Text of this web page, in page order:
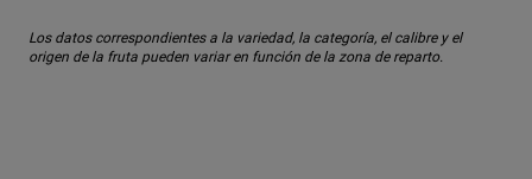
Los datos correspondientes a la variedad, la categoría, el calibre y el
origen de la fruta pueden variar en función de la zona de reparto.